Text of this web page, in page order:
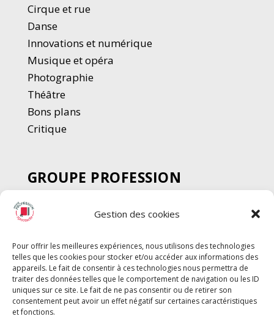
Gestion des cookies
Pour offrir les meilleures expériences, nous utilisons des technologies
telles que les cookies pour stocker et/ou accéder aux informations des
appareils. Le fait de consentir à ces technologies nous permettra de
traiter des données telles que le comportement de navigation ou les ID
uniques sur ce site. Le fait de ne pas consentir ou de retirer son
consentement peut avoir un effet négatif sur certaines caractéristiques
et fonctions.
Cirque et rue
Danse
Innovations et numérique
Musique et opéra
Photographie
Théâtre
Bons plans
Critique
GROUPE PROFESSION
SPECTACLE
Chèque Intermittents
Chèque Compta
Chèque Emploi Spectacle
G-Pods
Profession Audio-visuel